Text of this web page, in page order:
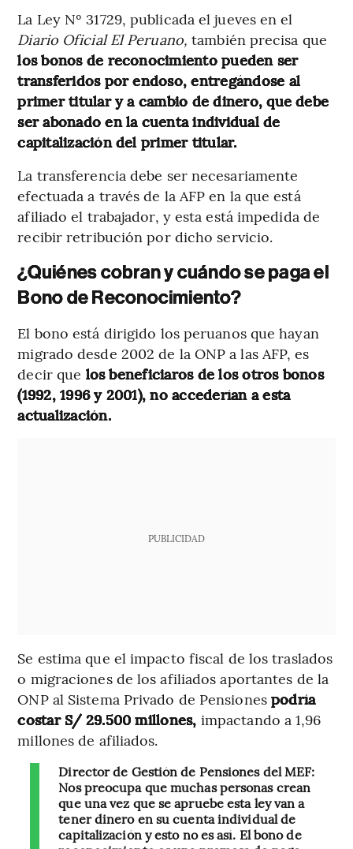
La Ley Nº 31729, publicada el jueves en el
Diario Oficial El Peruano, también precisa que
los bonos de reconocimiento pueden ser
transferidos por endoso, entregándose al
primer titular y a cambio de dinero, que debe
ser abonado en la cuenta individual de
capitalización del primer titular.
La transferencia debe ser necesariamente
efectuada a través de la AFP en la que está
afiliado el trabajador, y esta está impedida de
recibir retribución por dicho servicio.
¿Quiénes cobran y cuándo se paga el
Bono de Reconocimiento?
El bono está dirigido los peruanos que hayan
migrado desde 2002 de la ONP a las AFP, es
decir que los beneficiaros de los otros bonos
(1992, 1996 y 2001), no accederían a esta
actualización.
PUBLICIDAD
Se estima que el impacto fiscal de los traslados
o migraciones de los afiliados aportantes de la
ONP al Sistema Privado de Pensiones podría
costar S/ 29.500 millones, impactando a 1,96
millones de afiliados.
Director de Gestión de Pensiones del MEF:
Nos preocupa que muchas personas crean
que una vez que se apruebe esta ley van a
tener dinero en su cuenta individual de
capitalización y esto no es así. El bono de